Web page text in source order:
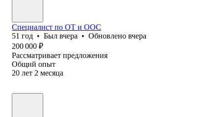
Специалист по ОТ и ООС
51 год • Был вчера • Обновлено вчера
200 000 ₽
Рассматривает предложения
Общий опыт
20 лет 2 месяца